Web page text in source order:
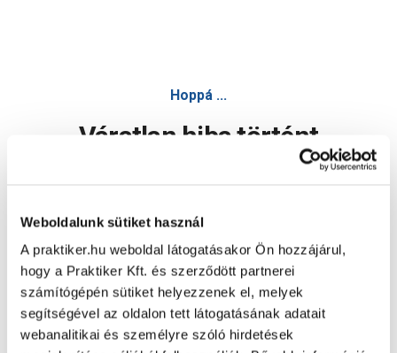
Weboldalunk sütiket használ
A praktiker.hu weboldal látogatásakor Ön hozzájárul,
hogy a Praktiker Kft. és szerződött partnerei
számítógépén sütiket helyezzenek el, melyek
segítségével az oldalon tett látogatásának adatait
webanalitikai és személyre szóló hirdetések
Hoppá ...
Váratlan hiba történt
Oldal újratöltése